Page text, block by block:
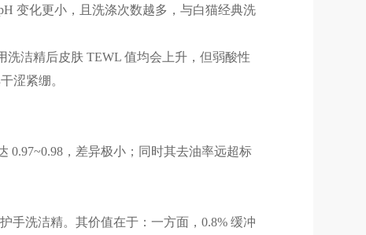
变化更小，且洗涤次数越多，与白猫经典洗
洁精后皮肤 TEWL 值均会上升，但弱酸性
涩紧绷。
0.97~0.98，差异极小；同时其去油率远超标
手洗洁精。其价值在于：一方面，0.8% 缓冲